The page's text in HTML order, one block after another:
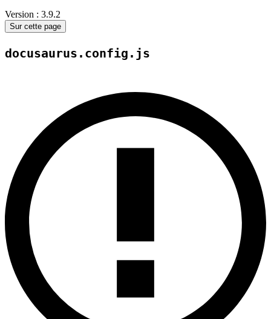
Version : 3.9.2
Sur cette page
docusaurus.config.js